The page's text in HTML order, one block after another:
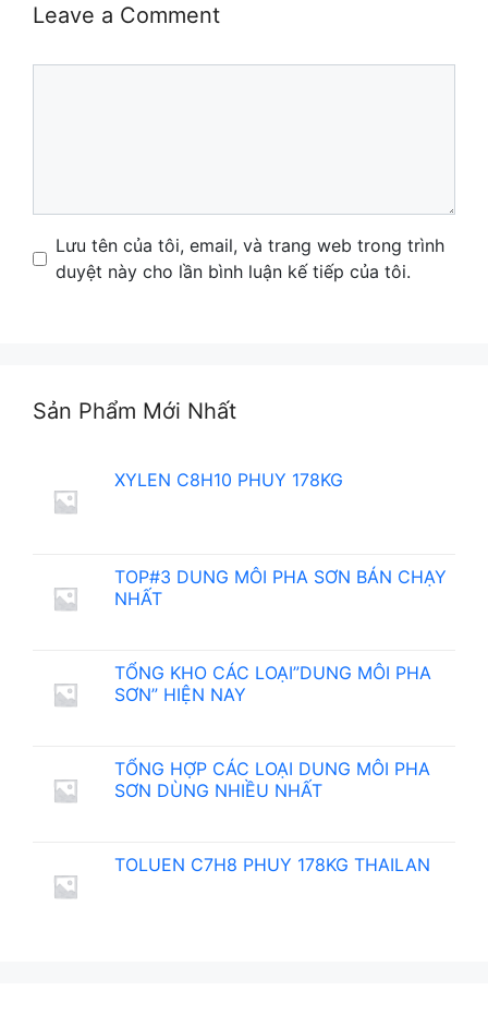
Leave a Comment
Name
Email
Website
Lưu tên của tôi, email, và trang web trong trình
duyệt này cho lần bình luận kế tiếp của tôi.
Sản Phẩm Mới Nhất
XYLEN C8H10 PHUY 178KG
TOP#3 DUNG MÔI PHA SƠN BÁN CHẠY
NHẤT
TỔNG KHO CÁC LOẠI”DUNG MÔI PHA
SƠN” HIỆN NAY
TỔNG HỢP CÁC LOẠI DUNG MÔI PHA
SƠN DÙNG NHIỀU NHẤT
TOLUEN C7H8 PHUY 178KG THAILAN